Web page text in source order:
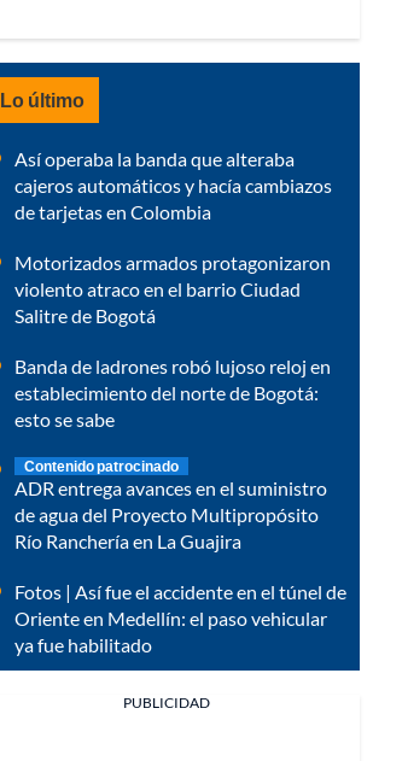
Lo último
Así operaba la banda que alteraba
cajeros automáticos y hacía cambiazos
de tarjetas en Colombia
Motorizados armados protagonizaron
violento atraco en el barrio Ciudad
Salitre de Bogotá
Banda de ladrones robó lujoso reloj en
establecimiento del norte de Bogotá:
esto se sabe
Contenido patrocinado
ADR entrega avances en el suministro
de agua del Proyecto Multipropósito
Río Ranchería en La Guajira
Fotos | Así fue el accidente en el túnel de
Oriente en Medellín: el paso vehicular
ya fue habilitado
PUBLICIDAD